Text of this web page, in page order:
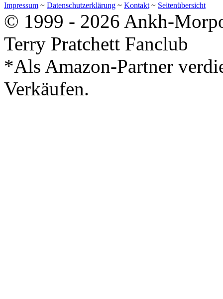
Impressum ~ Datenschutzerklärung ~ Kontakt ~ Seitenübersicht
© 1999 - 2026 Ankh-
Terry Pratchett Fanclub
*Als Amazon-Partner
Verkäufen.